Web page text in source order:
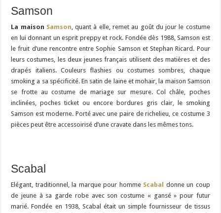
Samson
La maison Samson, quant à elle, remet au goût du jour le costume
en lui donnant un esprit preppy et rock. Fondée dès 1988, Samson est
le fruit d’une rencontre entre Sophie Samson et Stephan Ricard. Pour
leurs costumes, les deux jeunes français utilisent des matières et des
drapés italiens. Couleurs flashies ou costumes sombres, chaque
smoking a sa spécificité. En satin de laine et mohair, la maison Samson
se frotte au costume de mariage sur mesure. Col châle, poches
inclinées, poches ticket ou encore bordures gris clair, le smoking
Samson est moderne. Porté avec une paire de richelieu, ce costume 3
pièces peut être accessoirisé d’une cravate dans les mêmes tons.
Scabal
Elégant, traditionnel, la marque pour homme Scabal
donne un coup
de jeune à sa garde robe avec son costume « gansé » pour futur
marié. Fondée en 1938, Scabal était un simple fournisseur de tissus